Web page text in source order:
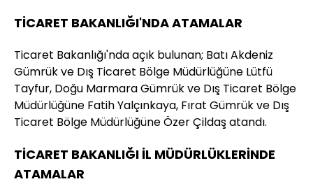
TİCARET BAKANLIĞI'NDA ATAMALAR
Ticaret Bakanlığı'nda açık bulunan; Batı Akdeniz
Gümrük ve Dış Ticaret Bölge Müdürlüğüne Lütfü
Tayfur, Doğu Marmara Gümrük ve Dış Ticaret Bölge
Müdürlüğüne Fatih Yalçınkaya, Fırat Gümrük ve Dış
Ticaret Bölge Müdürlüğüne Özer Çildaş atandı.
TİCARET BAKANLIĞI İL MÜDÜRLÜKLERİNDE
ATAMALAR